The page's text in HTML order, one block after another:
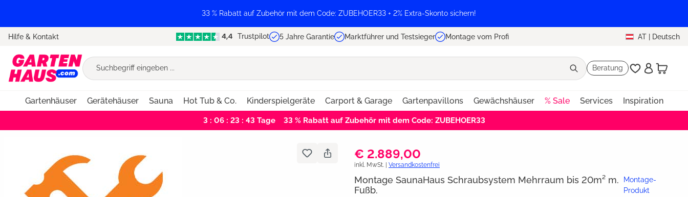
33 % Rabatt auf Zubehör mit dem Code: ZUBEHOER33 + 2% Extra-Skonto sichern!
Hilfe & Kontakt Trustpilot 5 Jahre Garantie Marktführer und Testsieger Montage vom Profi AT | Deutsch
Beratung
Gartenhäuser Gerätehäuser Sauna Hot Tub & Co. Kinderspielgeräte Carport & Garage Gartenpavillons Gewächshäuser % Sale Services Inspiration
3 : 06 : 23 : 43 Tage 33 % Rabatt auf Zubehör mit dem Code: ZUBEHOER33
€ 2.889,00
inkl. MwSt. | Versandkostenfrei
Montage SaunaHaus Schraubsystem Mehrraum bis 20m² m.
Fußb.
Montage-
Produkt